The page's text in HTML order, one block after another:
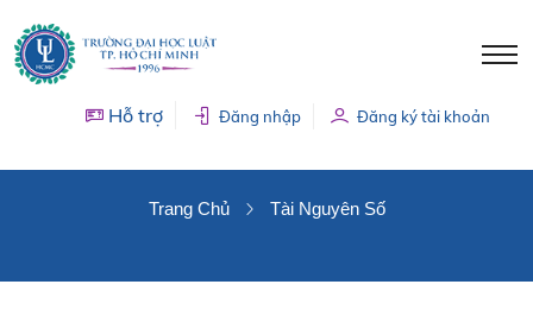
Hỗ trợ Đăng nhập Đăng ký tài khoản
Trang Chủ Tài Nguyên Số